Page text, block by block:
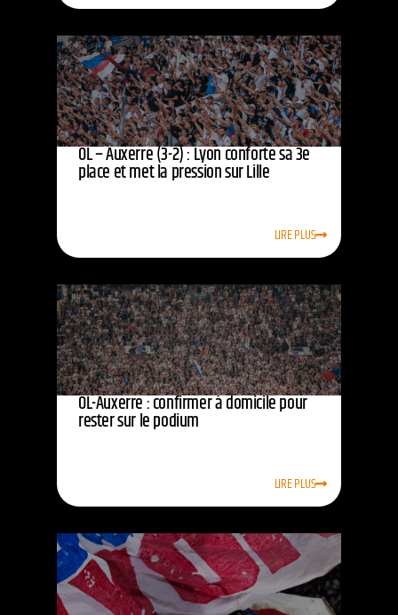
OL – Auxerre (3-2) : Lyon conforte sa 3e
place et met la pression sur Lille
LIRE PLUS
OL-Auxerre : confirmer à domicile pour
rester sur le podium
LIRE PLUS